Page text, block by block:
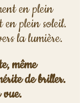
en plein
en plein soleil.
la lumière.
même
de briller.